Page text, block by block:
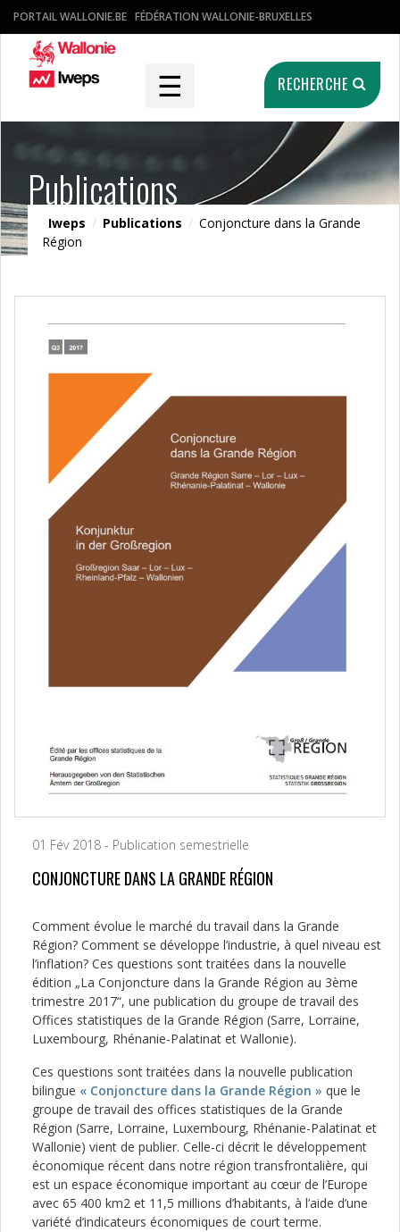
PORTAIL WALLONIE.BE FÉDÉRATION WALLONIE-BRUXELLES
☰ RECHERCHE
Publications
Iweps / Publications / Conjoncture dans la Grande
Région
01 Fév 2018 - Publication semestrielle
CONJONCTURE DANS LA GRANDE RÉGION
Comment évolue le marché du travail dans la Grande
Région? Comment se développe l’industrie, à quel niveau est
l’inflation? Ces questions sont traitées dans la nouvelle
édition „La Conjoncture dans la Grande Région au 3ème
trimestre 2017“, une publication du groupe de travail des
Offices statistiques de la Grande Région (Sarre, Lorraine,
Luxembourg, Rhénanie-Palatinat et Wallonie).
Ces questions sont traitées dans la nouvelle publication
bilingue « Conjoncture dans la Grande Région » que le
groupe de travail des offices statistiques de la Grande
Région (Sarre, Lorraine, Luxembourg, Rhénanie-Palatinat et
Wallonie) vient de publier. Celle-ci décrit le développement
économique récent dans notre région transfrontalière, qui
est un espace économique important au cœur de l’Europe
avec 65 400 km2 et 11,5 millions d’habitants, à l’aide d’une
variété d’indicateurs économiques de court terme.